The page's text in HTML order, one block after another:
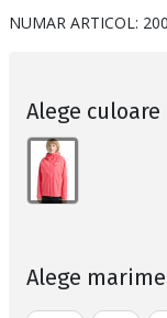
NUMAR ARTICOL:
Alege culoare
Alege marime